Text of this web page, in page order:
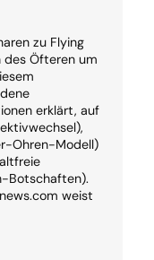
zu Flying
des Öfteren um
erklärt, auf
Ohren-Modell)
Botschaften).
weist